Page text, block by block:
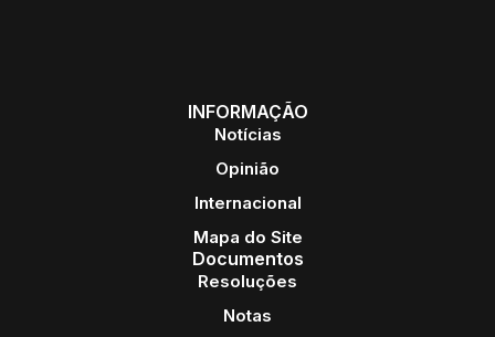
INFORMAÇÃO
Notícias
Opinião
Internacional
Mapa do Site
Documentos
Resoluções
Notas